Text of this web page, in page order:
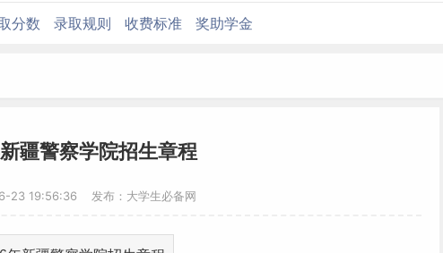
分数 录取规则 收费标准 奖助学金
疆警察学院招生章程
23 19:56:36 发布：大学生必备网